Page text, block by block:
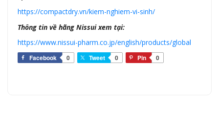
https://compactdry.vn/kiem-nghiem-vi-sinh/
Thông tin về hãng Nissui xem tại:
https://www.nissui-pharm.co.jp/english/products/global
Facebook 0 Tweet 0 Pin 0